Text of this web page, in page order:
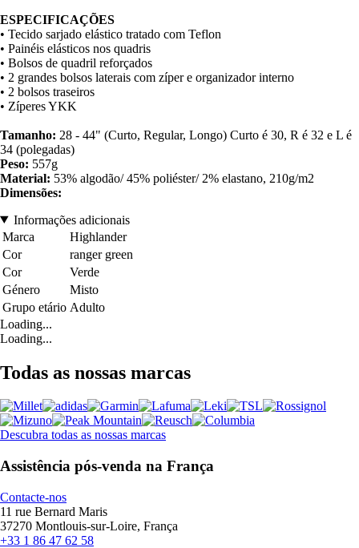
ESPECIFICAÇÕES
• Tecido sarjado elástico tratado com Teflon
• Painéis elásticos nos quadris
• Bolsos de quadril reforçados
• 2 grandes bolsos laterais com zíper e organizador interno
• 2 bolsos traseiros
• Zíperes YKK
Tamanho: 28 - 44" (Curto, Regular, Longo) Curto é 30, R é 32 e L é
34 (polegadas)
Peso: 557g
Material: 53% algodão/ 45% poliéster/ 2% elastano, 210g/m2
Dimensões:
Informações adicionais
Marca
Highlander
Cor
ranger green
Cor
Verde
Género
Misto
Grupo etário Adulto
Loading...
Loading...
Todas as nossas marcas
Descubra todas as nossas marcas
Assistência pós-venda na França
Contacte-nos
11 rue Bernard Maris
37270 Montlouis-sur-Loire, França
+33 1 86 47 62 58